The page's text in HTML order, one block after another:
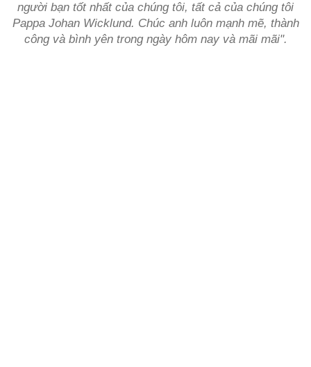
người bạn tốt nhất của chúng tôi, tất cả của chúng tôi
Pappa Johan Wicklund. Chúc anh luôn mạnh mẽ, thành
công và bình yên trong ngày hôm nay và mãi mãi".